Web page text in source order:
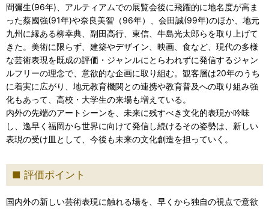
間彌生(96年)、アルティアムでの展覧会後に飛躍的に地名度が高ま
った蔡國強(91年)や奈良美智（96年）、会田誠(99年)のほか、地元
九州に縁ある柳幸典、副田高行、東信、牛島光太郎らを取り上げて
きた。美術に限らず、建築やデザイン、映画、食など、現代の多様
な芸術表現を既成の評価・ジャンルにとらわれずに発信するジャン
ルフリーの理念で、意欲的な企画に取り組む。観客層は20年のうち
に着実に広がり、地元教育機関との連携や教育普及への取り組み強
化もあって、高校・大学生の来場も増えている。
内外の先端のアートシーンを、未来に残すべき文化的表現か吟味
し、逸早く福岡から世界に向けて発信し続けるその姿勢は、新しい
表現の受け皿として、今後も未来の文化創造を担っていく。
評価ポイント
国内外の新しい芸術表現に触れる場を、早くから独自の視点で意欲